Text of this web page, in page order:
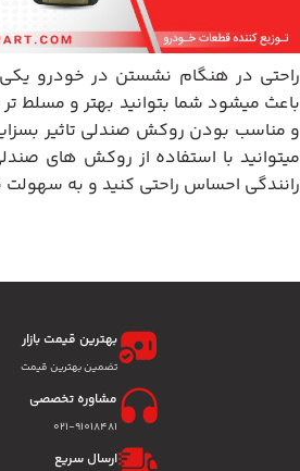
راحتی در هنگام نشستن در خودرو
باعث میشود شما بتوانید بهتر و مسلط
و مناسب بودن روکش صندلی تاثیر
میتوانید با استفاده از روکش های
رانندگی احساس راحتی کنید و به سهولت
بهترین قیمت بازار
تضمین بهترین قیمت
مشاوره تخصصی
۰۲۱-91018481
ارسال سریع